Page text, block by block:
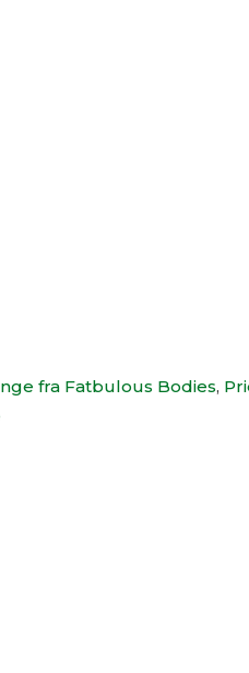
fra Fatbulous Bodies,